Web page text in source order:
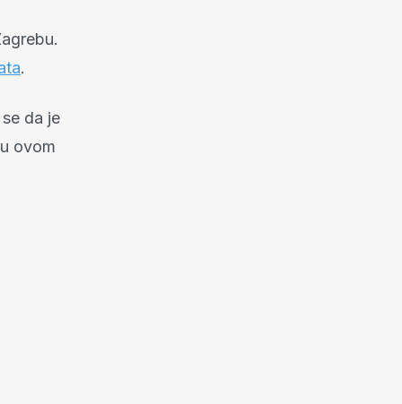
.
da je
ovom